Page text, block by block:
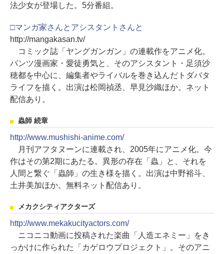
法少女が登場した。5分番組。
□マンガ家さんとアシスタントさんと
http://mangakasan.tv/
コミック誌「ヤングガンガン」の連載作をアニメ化。
パンツ漫画家・愛徒勇気と、そのアシスタント・足須沙
穂都を中心に、編集者やライバルを巻き込んだトダバタ
ライフを描く。出演は松岡禎丞、早見沙織ほか。ネット
配信あり。
蟲師 続章
http://www.mushishi-anime.com/
月刊アフタヌーンに連載され、2005年にアニメ化。今
作はその第2期にあたる。異形の存在「蟲」と、それを
人間と繋ぐ「蟲師」の生き様を描く。出演は中野裕斗、
土井美加ほか。無料ネット配信あり。
メカクシティアクターズ
http://www.mekakucityactors.com/
ニコニコ動画に投稿された楽曲「人造エネミー」をき
っかけに作られた「カゲロウプロジェクト」。そのアニ